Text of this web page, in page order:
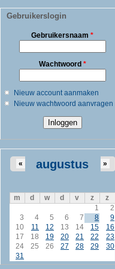
Gebruikerslogin
Gebruikersnaam*
Wachtwoord *
Nieuw account aanmaken
Nieuw wachtwoord aanvragen
augustus
« »
m d w d v z
z
1
2
3
4 5 6 7 8
9
10
11 12 13 14 15
16
17
18 19 20 21 22
23
24
25 26 27 28 29
30
31